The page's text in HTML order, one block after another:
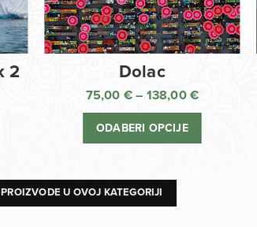
2
€
Dolac
75,00 € – 138,00 €
cijena:
ODABERI OPCIJE
U OVOJ KATEGORIJI